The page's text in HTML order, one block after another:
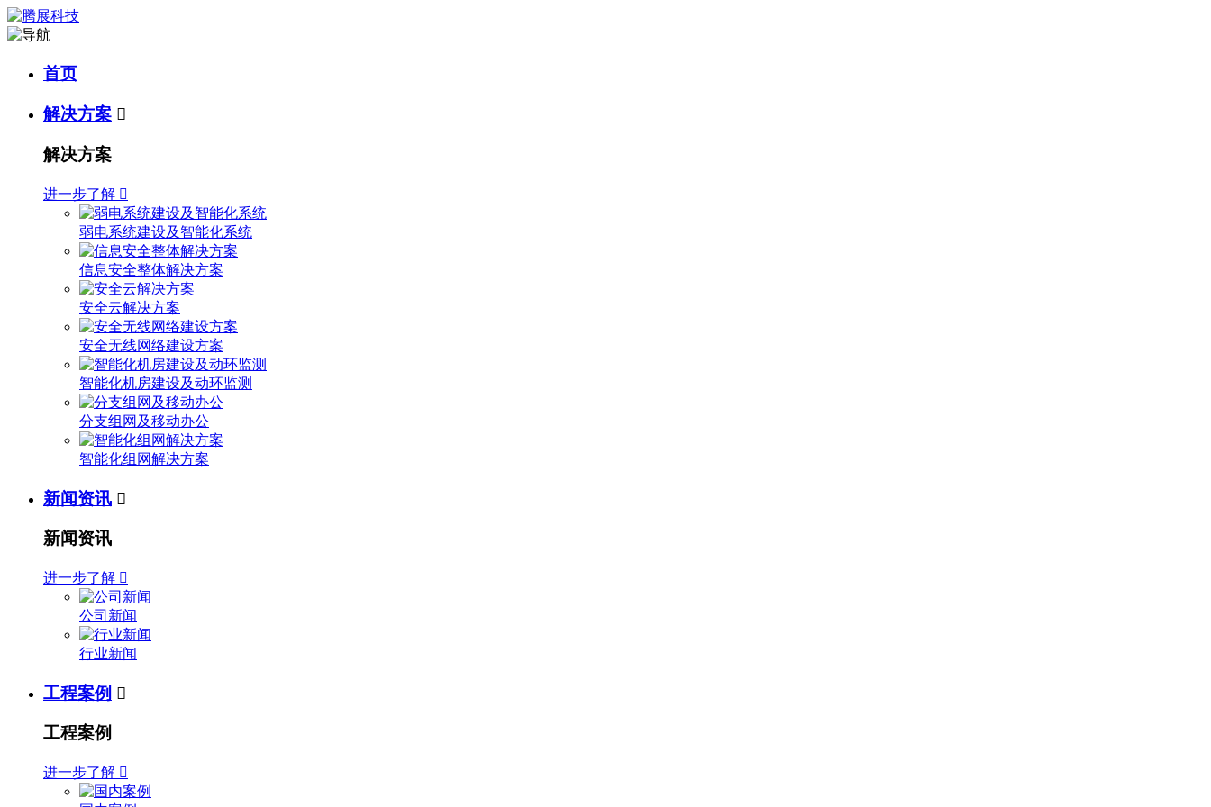
首页
解决方案 
解决方案
进一步了解 
弱电系统建设及智能化系统
信息安全整体解决方案
安全云解决方案
安全无线网络建设方案
智能化机房建设及动环监测
分支组网及移动办公
智能化组网解决方案
新闻资讯 
新闻资讯
进一步了解 
公司新闻
行业新闻
工程案例 
工程案例
进一步了解 